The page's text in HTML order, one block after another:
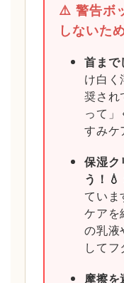
⚠️ 警告ボ
しないた
首まで
け白く
奨され
って」
すみケ
保湿ク
う！💧
ていま
ケアを
の乳液
してフ
摩擦